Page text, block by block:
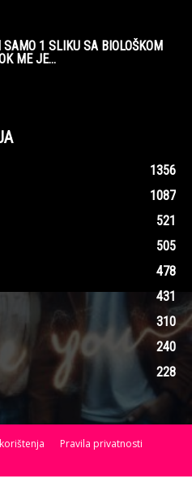
1 SLIKU SA BIOLOŠKOM
ME JE...
1356
1087
521
505
478
431
310
240
228
Pravila privatnosti